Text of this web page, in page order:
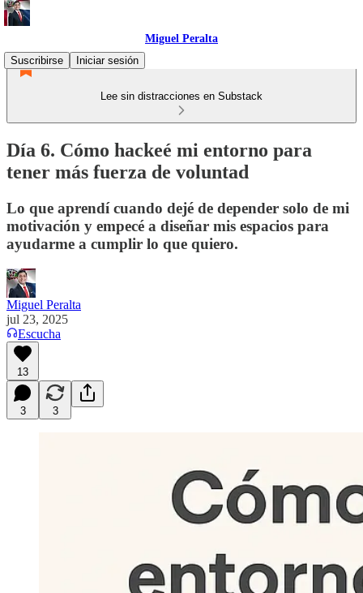
Miguel Peralta
Suscribirse
Iniciar sesión
Lee sin distracciones en Substack
Día 6. Cómo hackeé mi entorno para
tener más fuerza de voluntad
Lo que aprendí cuando dejé de depender solo de mi
motivación y empecé a diseñar mis espacios para
ayudarme a cumplir lo que quiero.
Miguel Peralta
jul 23, 2025
Escucha
13
3 3